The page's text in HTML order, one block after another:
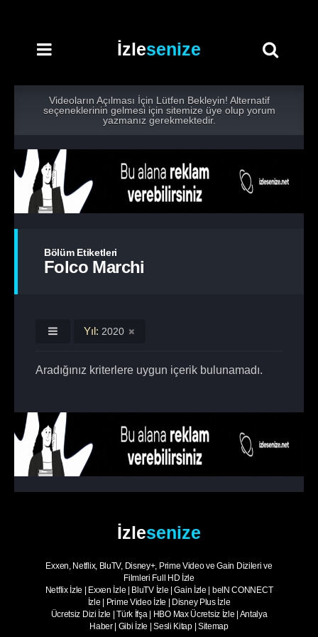
İzlesenize
Videoların Açılması İçin Lütfen Bekleyin! Alternatif
seçeneklerinin gelmesi için sitemize üye olup yorum
yazmanız gerekmektedir.
Bölüm Etiketleri
Folco Marchi
Yıl: 2020
Aradığınız kriterlere uygun içerik bulunamadı.
İzlesenize
Exxen, Netflix, BluTV, Disney+, Prime Video ve Gain Dizileri ve
Filmleri Full HD İzle
Netflix İzle
Exxen İzle BluTV İzle |Gain İzle
beIN CONNECT
İzle
Prime Video İzle
Disney Plus İzle
Ücretsiz Dizi İzle |Türk İfşa| HBO Max Ücretsiz İzle Antalya
Haber| Gibi İzle |Sesli Kitap| Sitemap